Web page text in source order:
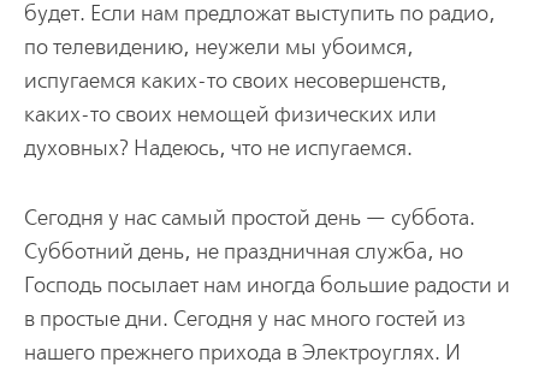
будет. Если нам предложат выступить по радио,
по телевидению, неужели мы убоимся,
испугаемся каких-то своих несовершенств,
каких-то своих немощей физических или
духовных? Надеюсь, что не испугаемся.
Сегодня у нас самый простой день — суббота.
Субботний день, не праздничная служба, но
Господь посылает нам иногда большие радости и
в простые дни. Сегодня у нас много гостей из
нашего прежнего прихода в Электроуглях. И